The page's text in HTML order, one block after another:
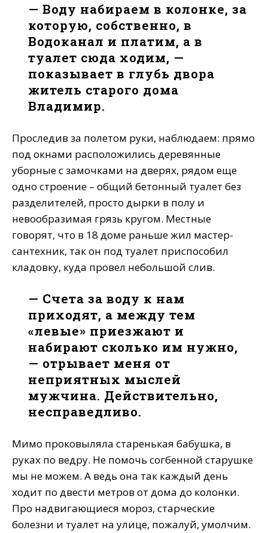
— Воду набираем в колонке, за
которую, собственно, в
Водоканал и платим, а в
туалет сюда ходим, —
показывает в глубь двора
житель старого дома
Владимир.
Проследив за полетом руки, наблюдаем: прямо
под окнами расположились деревянные
уборные с замочками на дверях, рядом еще
одно строение – общий бетонный туалет без
разделителей, просто дырки в полу и
невообразимая грязь кругом. Местные
говорят, что в 18 доме раньше жил мастер-
сантехник, так он под туалет приспособил
кладовку, куда провел небольшой слив.
— Счета за воду к нам
приходят, а между тем
«левые» приезжают и
набирают сколько им нужно,
— отрывает меня от
неприятных мыслей
мужчина. Действительно,
несправедливо.
Мимо проковыляла старенькая бабушка, в
руках по ведру. Не помочь согбенной старушке
мы не можем. А ведь она так каждый день
ходит по двести метров от дома до колонки.
Про надвигающиеся мороз, старческие
болезни и туалет на улице, пожалуй, умолчим.